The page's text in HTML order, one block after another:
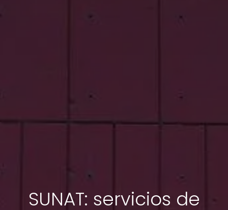
SUNAT: servicios de